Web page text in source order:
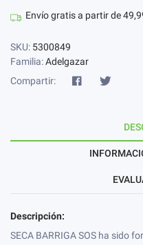
Envío gratis a partir de
SKU: 5300849
Familia:Adelgazar
Compartir:
Descripción:
SECA BARRIGA SOS ha sido